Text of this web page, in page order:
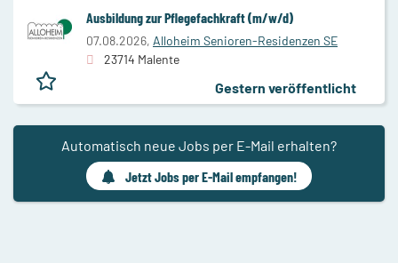
Ausbildung zur Pflegefachkraft (m/w/d)
07.08.2026, Alloheim Senioren-Residenzen SE
23714 Malente
Gestern veröffentlicht
Automatisch neue Jobs per E-Mail erhalten?
Jetzt Jobs per E-Mail empfangen!